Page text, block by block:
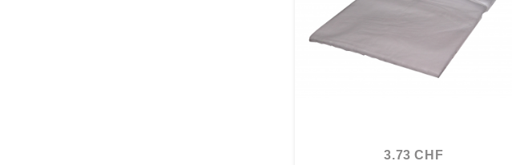
3.73 CHF